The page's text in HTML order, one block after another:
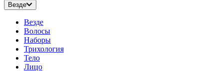
Везде
Везде
Волосы
Наборы
Трихология
Тело
Лицо